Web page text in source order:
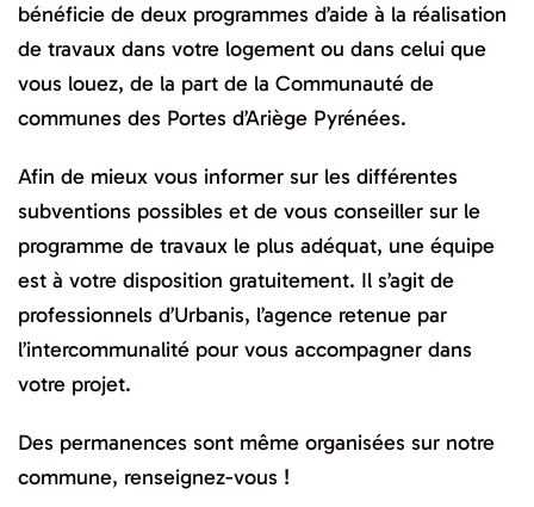
bénéficie de deux programmes d’aide à la réalisation
de travaux dans votre logement ou dans celui que
vous louez, de la part de la Communauté de
communes des Portes d’Ariège Pyrénées.
Afin de mieux vous informer sur les différentes
subventions possibles et de vous conseiller sur le
programme de travaux le plus adéquat, une équipe
est à votre disposition gratuitement. Il s’agit de
professionnels d’Urbanis, l’agence retenue par
l’intercommunalité pour vous accompagner dans
votre projet.
Des permanences sont même organisées sur notre
commune, renseignez-vous !